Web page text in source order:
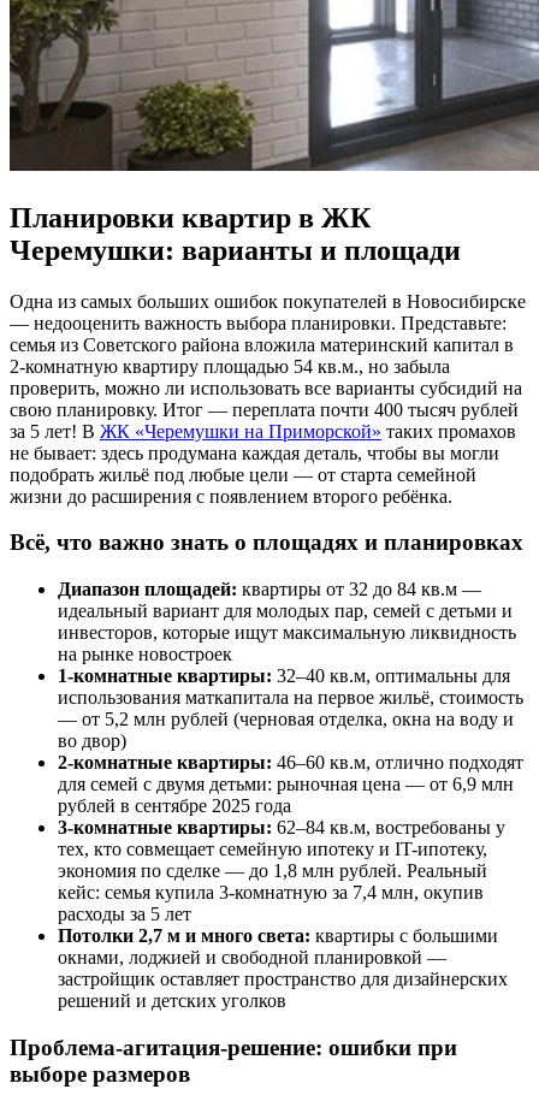
Планировки квартир в ЖК
Черемушки: варианты и площади
Одна из самых больших ошибок покупателей в Новосибирске
— недооценить важность выбора планировки. Представьте:
семья из Советского района вложила материнский капитал в
2-комнатную квартиру площадью 54 кв.м., но забыла
проверить, можно ли использовать все варианты субсидий на
свою планировку. Итог — переплата почти 400 тысяч рублей
за 5 лет! В ЖК «Черемушки на Приморской» таких промахов
не бывает: здесь продумана каждая деталь, чтобы вы могли
подобрать жильё под любые цели — от старта семейной
жизни до расширения с появлением второго ребёнка.
Всё, что важно знать о площадях и планировках
Диапазон площадей: квартиры от 32 до 84 кв.м —
идеальный вариант для молодых пар, семей с детьми и
инвесторов, которые ищут максимальную ликвидность
на рынке новостроек
1-комнатные квартиры: 32–40 кв.м, оптимальны для
использования маткапитала на первое жильё, стоимость
— от 5,2 млн рублей (черновая отделка, окна на воду и
во двор)
2-комнатные квартиры: 46–60 кв.м, отлично подходят
для семей с двумя детьми: рыночная цена — от 6,9 млн
рублей в сентябре 2025 года
3-комнатные квартиры: 62–84 кв.м, востребованы у
тех, кто совмещает семейную ипотеку и IT-ипотеку,
экономия по сделке — до 1,8 млн рублей. Реальный
кейс: семья купила 3-комнатную за 7,4 млн, окупив
расходы за 5 лет
Потолки 2,7 м и много света: квартиры с большими
окнами, лоджией и свободной планировкой —
застройщик оставляет пространство для дизайнерских
решений и детских уголков
Проблема-агитация-решение: ошибки при
выборе размеров